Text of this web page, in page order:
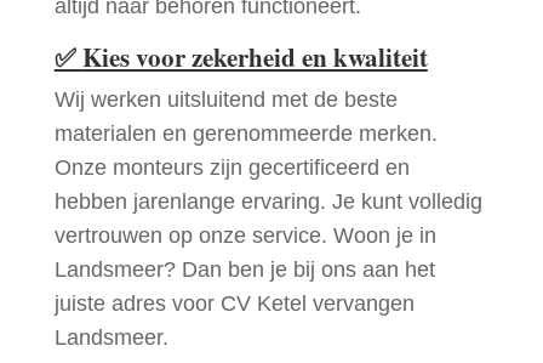
altijd naar behoren functioneert.
✅Kies voor zekerheid en kwaliteit
Wij werken uitsluitend met de beste
materialen en gerenommeerde merken.
Onze monteurs zijn gecertificeerd en
hebben jarenlange ervaring. Je kunt volledig
vertrouwen op onze service. Woon je in
Landsmeer? Dan ben je bij ons aan het
juiste adres voor CV Ketel vervangen
Landsmeer.